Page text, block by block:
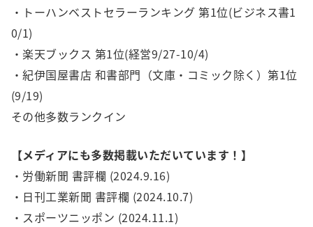
・トーハンベストセラーランキング 第1位(ビジネス書1
0/1)
・楽天ブックス 第1位(経営9/27-10/4)
・紀伊国屋書店 和書部門（文庫・コミック除く）第1位
(9/19)
その他多数ランクイン
【メディアにも多数掲載いただいています！】
・労働新聞 書評欄 (2024.9.16)
・日刊工業新聞 書評欄 (2024.10.7)
・スポーツニッポン (2024.11.1)